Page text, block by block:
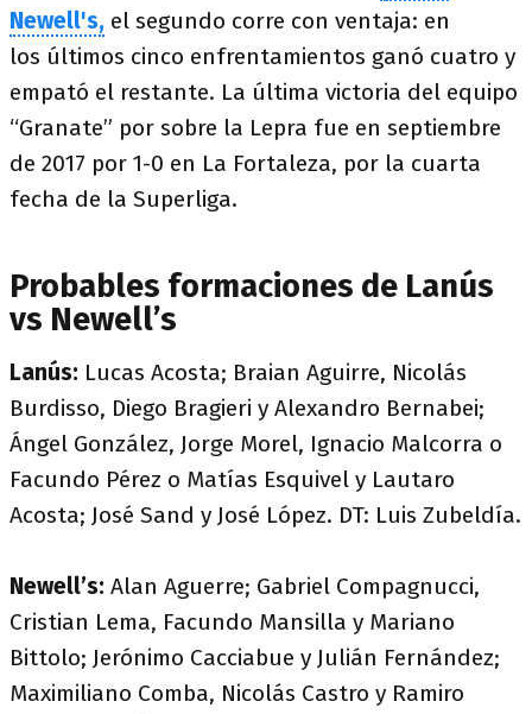
Newell's, el segundo corre con ventaja: en
los últimos cinco enfrentamientos ganó cuatro y
empató el restante. La última victoria del equipo
“Granate” por sobre la Lepra fue en septiembre
de 2017 por 1-0 en La Fortaleza, por la cuarta
fecha de la Superliga.
Probables formaciones de Lanús
vs Newell’s
Lanús: Lucas Acosta; Braian Aguirre, Nicolás
Burdisso, Diego Bragieri y Alexandro Bernabei;
Ángel González, Jorge Morel, Ignacio Malcorra o
Facundo Pérez o Matías Esquivel y Lautaro
Acosta; José Sand y José López. DT: Luis Zubeldía.
Newell’s: Alan Aguerre; Gabriel Compagnucci,
Cristian Lema, Facundo Mansilla y Mariano
Bittolo; Jerónimo Cacciabue y Julián Fernández;
Maximiliano Comba, Nicolás Castro y Ramiro